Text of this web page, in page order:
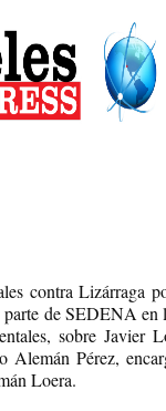
contra Lizárraga
de SEDENA
sobre
Alemán Pérez,
Loera.